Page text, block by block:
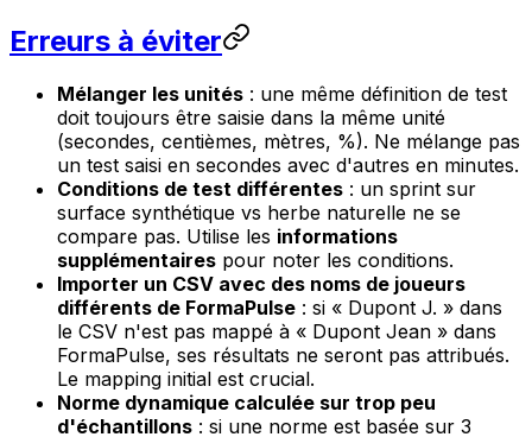
Erreurs à éviter
Mélanger les unités : une même définition de test
doit toujours être saisie dans la même unité
(secondes, centièmes, mètres, %). Ne mélange pas
un test saisi en secondes avec d'autres en minutes.
Conditions de test différentes : un sprint sur
surface synthétique vs herbe naturelle ne se
compare pas. Utilise les informations
supplémentaires pour noter les conditions.
Importer un CSV avec des noms de joueurs
différents de FormaPulse : si « Dupont J. » dans
le CSV n'est pas mappé à « Dupont Jean » dans
FormaPulse, ses résultats ne seront pas attribués.
Le mapping initial est crucial.
Norme dynamique calculée sur trop peu
d'échantillons : si une norme est basée sur 3